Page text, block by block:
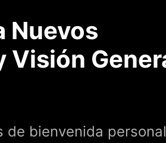
Nuevos
Visión
de bienvenida